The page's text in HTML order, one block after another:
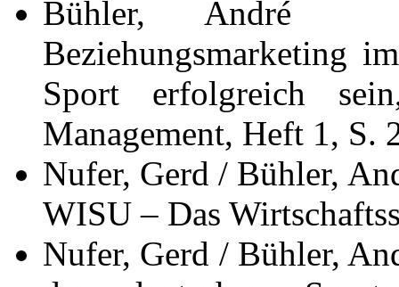
Bühler, André
Beziehungsmarketing
Sport erfolgreich
Management, Heft 1, S.
Nufer, Gerd / Bühler,
WISU – Das
Nufer, Gerd / Bühler,